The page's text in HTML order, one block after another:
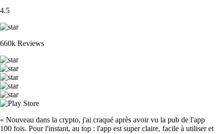
4.5
660k Reviews
« Nouveau dans la crypto, j'ai craqué après avoir vu la pub de l'app
100 fois. Pour l'instant, au top : l'app est super claire, facile à utiliser et